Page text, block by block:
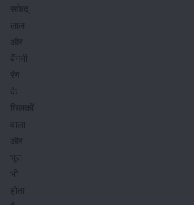
सफेद,
लाल
और
बैंंगनी
रंग
के
छिलकों
वाला
और
भूरा
भी
होता